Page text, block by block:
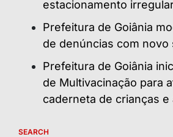
estacionamento
Prefeitura de Goiânia
de denúncias com novo
Prefeitura de Goiânia
de Multivacinação para
caderneta de crianças
SEARCH